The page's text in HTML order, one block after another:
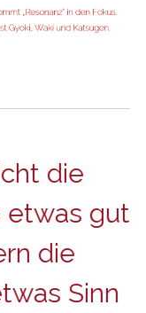
die
etwas gut
die
Sinn